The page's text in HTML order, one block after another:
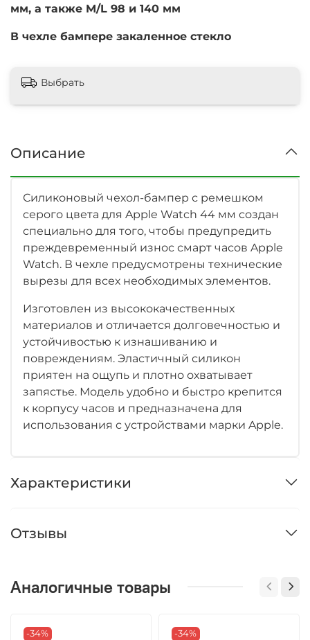
мм, а также M/L 98 и 140 мм
В чехле бампере закаленное стекло
Выбрать
Описание
Силиконовый чехол-бампер с ремешком
серого цвета для Apple Watch 44 мм создан
специально для того, чтобы предупредить
преждевременный износ смарт часов Apple
Watch. В чехле предусмотрены технические
вырезы для всех необходимых элементов.
Изготовлен из высококачественных
материалов и отличается долговечностью и
устойчивостью к изнашиванию и
повреждениям. Эластичный силикон
приятен на ощупь и плотно охватывает
запястье. Модель удобно и быстро крепится
к корпусу часов и предназначена для
использования с устройствами марки Apple.
Характеристики
Отзывы
Аналогичные товары
-34% -34%